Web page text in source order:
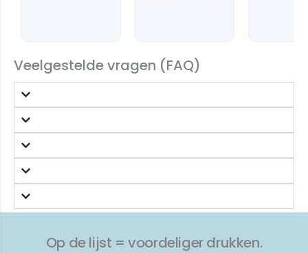
Veelgestelde vragen (FAQ)
Op de lijst = voordeliger drukken.